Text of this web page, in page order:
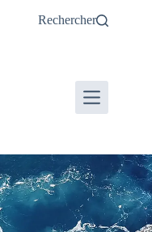
Rechercher